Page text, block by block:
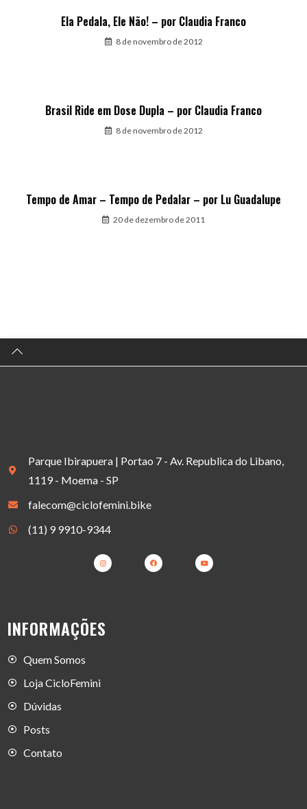
Ela Pedala, Ele Não! – por Claudia Franco
8 de novembro de 2012
Brasil Ride em Dose Dupla – por Claudia Franco
8 de novembro de 2012
Tempo de Amar – Tempo de Pedalar – por Lu Guadalupe
20 de dezembro de 2011
Parque Ibirapuera | Portao 7 - Av. Republica do Libano,
1119 - Moema - SP
falecom@ciclofemini.bike
(11) 9 9910-9344
INFORMAÇÕES
Quem Somos
Loja CicloFemini
Dúvidas
Posts
Contato